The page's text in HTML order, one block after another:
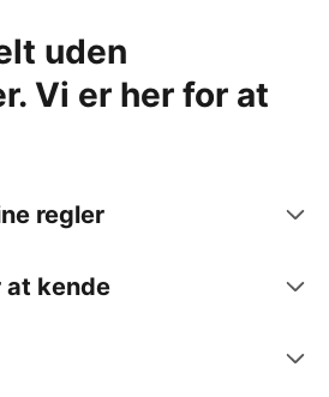
uden
Vi er her for at
regler
kende